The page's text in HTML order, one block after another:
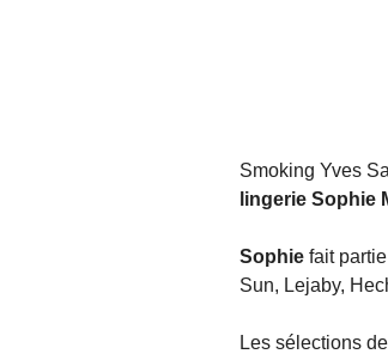
Smoking Yves
lingerie Sophie
Sophie fait
Sun, Lejaby,
Les sélections